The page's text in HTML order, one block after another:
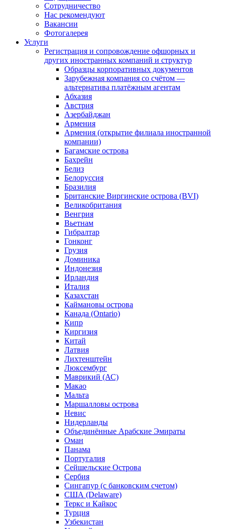
Сотрудничество
Нас рекомендуют
Вакансии
Фотогалерея
Услуги
Регистрация и сопровождение офшорных и
других иностранных компаний и структур
Образцы корпоративных документов
Зарубежная компания со счётом —
альтернатива платёжным агентам
Абхазия
Австрия
Азербайджан
Армения
Армения (открытие филиала иностранной
компании)
Багамские острова
Бахрейн
Белиз
Белоруссия
Бразилия
Британские Виргинские острова (BVI)
Великобритания
Венгрия
Вьетнам
Гибралтар
Гонконг
Грузия
Доминика
Индонезия
Ирландия
Италия
Казахстан
Каймановы острова
Канада (Ontario)
Кипр
Киргизия
Китай
Латвия
Лихтенштейн
Люксембург
Маврикий (АС)
Макао
Мальта
Маршалловы острова
Нeвис
Нидерланды
Объединённые Арабские Эмираты
Оман
Панама
Португалия
Сейшельские Острова
Сербия
Сингапур (c банковским счетом)
США (Delaware)
Теркс и Кайкос
Турция
Узбекистан